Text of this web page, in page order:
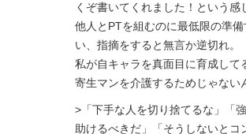
くぞ書いてくれました！という感
他人とPTを組むのに最低限の準
い、指摘をすると無言か逆切れ。
私が自キャラを真面目に育成して
寄生マンを介護するためじゃない
>「下手な人を切り捨てるな」「
助けるべきだ」「そうしないとコ